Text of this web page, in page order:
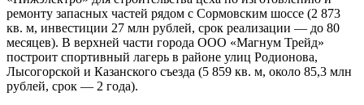
ремонту запасных частей рядом с Сормовским шоссе (2 873
кв. м, инвестиции 27 млн рублей, срок реализации — до 80
месяцев). В верхней части города ООО «Магнум Трейд»
построит спортивный лагерь в районе улиц Родионова,
Лысогорской и Казанского съезда (5 859 кв. м, около 85,3 млн
рублей, срок — 2 года).